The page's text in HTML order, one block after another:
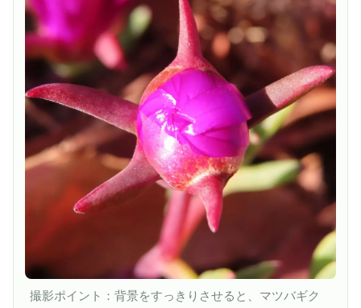
撮影ポイント：背景をすっきりさせると、マツバギク